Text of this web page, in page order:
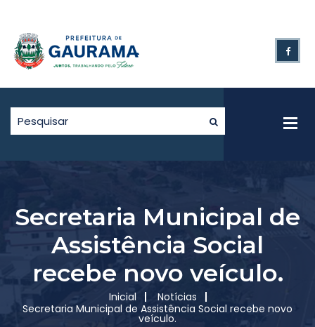
Secretaria Municipal de
Assistência Social
recebe novo veículo.
Inicial
Notícias
Secretaria Municipal de Assistência Social recebe novo
veículo.